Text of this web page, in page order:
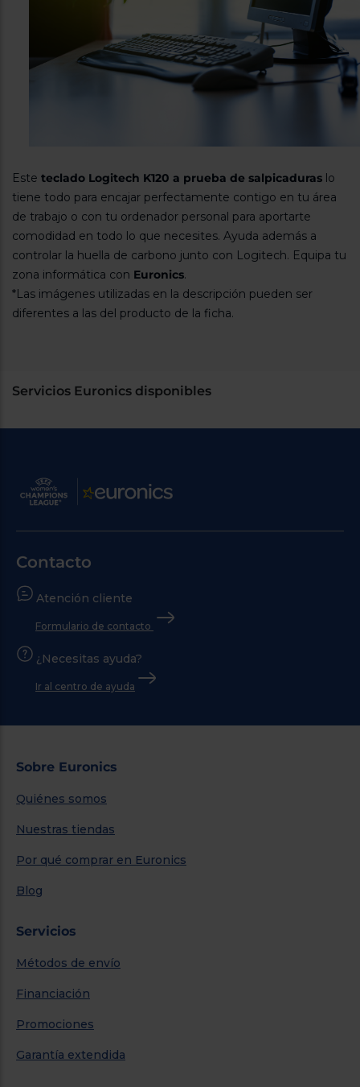
Este teclado Logitech K120 a prueba de salpicaduras lo
tiene todo para encajar perfectamente contigo en tu área
de trabajo o con tu ordenador personal para aportarte
comodidad en todo lo que necesites. Ayuda además a
controlar la huella de carbono junto con Logitech. Equipa tu
zona informática con Euronics.
*Las imágenes utilizadas en la descripción pueden ser
diferentes a las del producto de la ficha.
Servicios Euronics disponibles
Contacto
Atención cliente
Formulario de contacto
¿Necesitas ayuda?
Ir al centro de ayuda
Sobre Euronics
Quiénes somos
Nuestras tiendas
Por qué comprar en Euronics
Blog
Servicios
Métodos de envío
Financiación
Promociones
Garantía extendida